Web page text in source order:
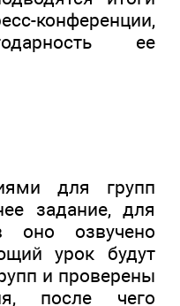
ее
для групп
задание, для
оно озвучено
урок будут
и проверены
после чего